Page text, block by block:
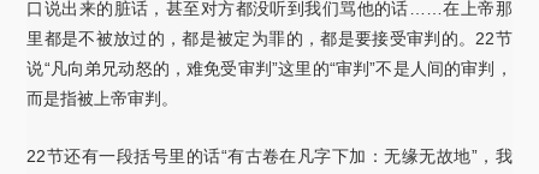
口说出来的脏话，甚至对方都没听到我们骂他的话……在上帝那
里都是不被放过的，都是被定为罪的，都是要接受审判的。22节
说“凡向弟兄动怒的，难免受审判”这里的“审判”不是人间的审判，
而是指被上帝审判。
22节还有一段括号里的话“有古卷在凡字下加：无缘无故地”，我